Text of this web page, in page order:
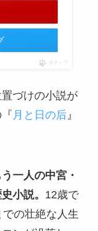
ポチップ
づけの小説が
月と日の后』
一人の中宮・
小説。 12歳で
の壮絶な人生